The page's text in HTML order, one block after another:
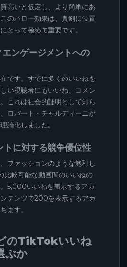
高いと仮定し、より簡単にあ
のハロー効果は、真剣に位置
とって極めて重要です。
ンゲージメントへの
です。すでに多くのいいねを
い視聴者にもいいね、コメン
これは社会的証明として知ら
ロバート・チャルディーニが
論化しました。
に対する競争優位性
ファッションのような飽和し
比較可能な動画間のいいねの
5,000いいねを表示するアカ
テンツで200を表示するアカ
ます。
のTikTokいいね
ぶか